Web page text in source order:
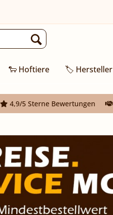
🐑 Hoftiere 🏷️ Hersteller
4,9/5 Sterne Bewertungen